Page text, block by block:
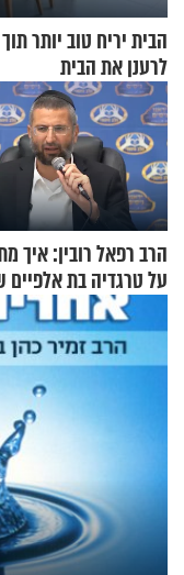
לרענן את הבית
הרב רפאל רובין: איך
על טרגדיה בת